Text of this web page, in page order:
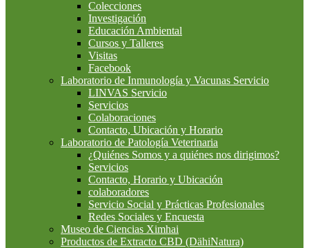
Colecciones
Investigación
Educación Ambiental
Cursos y Talleres
Visitas
Facebook
Laboratorio de Inmunología y Vacunas Servicio
LINVAS Servicio
Servicios
Colaboraciones
Contacto, Ubicación y Horario
Laboratorio de Patología Veterinaria
¿Quiénes Somos y a quiénes nos dirigimos?
Servicios
Contacto, Horario y Ubicación
colaboradores
Servicio Social y Prácticas Profesionales
Redes Sociales y Encuesta
Museo de Ciencias Ximhai
Productos de Extracto CBD (DähiNatura)